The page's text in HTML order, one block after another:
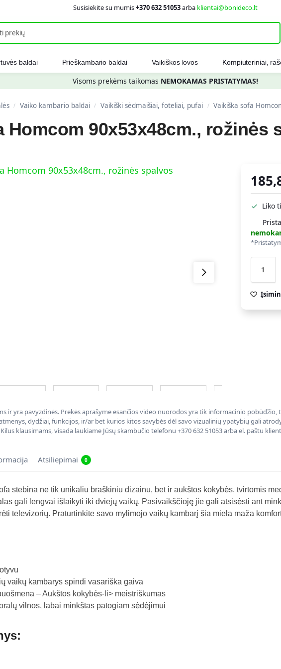
Susisiekite su mumis+370 632 51053arba klientai@bonideco.lt
baldai Prieškambario baldai Vaikiškos lovos Kompiuteriniai,
Visoms prekėms taikomas NEMOKAMAS PRISTATYMAS!
/ Vaiko kambario baldai / Vaikiški sėdmaišiai, foteliai, pufai / Vaikiška sofa
Homcom 90x53x48cm., rožinės
Liko
ir yra pavyzdinės. Prekės aprašyme esančios video nuorodos yra tik informacinio
dydžiai, funkcijos, ir/ar bet kurios kitos savybės dėl savo vizualinių ypatybių gali
klausimams, visada laukiame Jūsų skambučio telefonu +370 632 51053 arba el. paštu
Atsiliepimai 0
stebina ne tik unikaliu braškiniu dizainu, bet ir aukštos kokybės, tvirtomis
gali lengvai išlaikyti iki dviejų vaikų. Pasivaikščioję jie gali atsisėsti ant
televizorių. Praturtinkite savo mylimojo vaikų kambarį šia miela maža
vaikų kambarys spindi vasariška gaiva
– Aukštos kokybės-li> meistriškumas
vilnos, labai minkštas patogiam sėdėjimui